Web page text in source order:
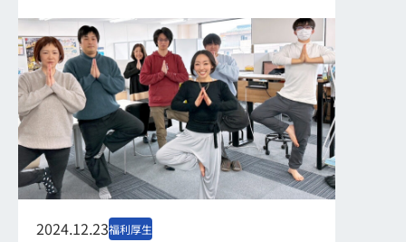
コミュニケーションを図りながらゲーム感
覚で...
2024.12.23福利厚生